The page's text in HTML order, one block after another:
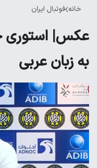
خانه فوتبال ایران
عکس| استوری
به زبان عربی